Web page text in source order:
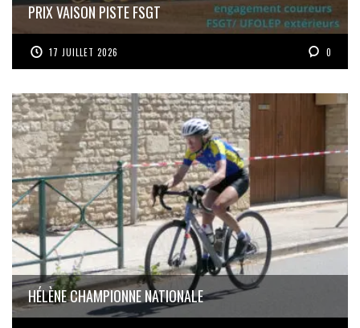
PRIX VAISON PISTE FSGT
17 JUILLET 2026 0
HÉLÈNE CHAMPIONNE NATIONALE